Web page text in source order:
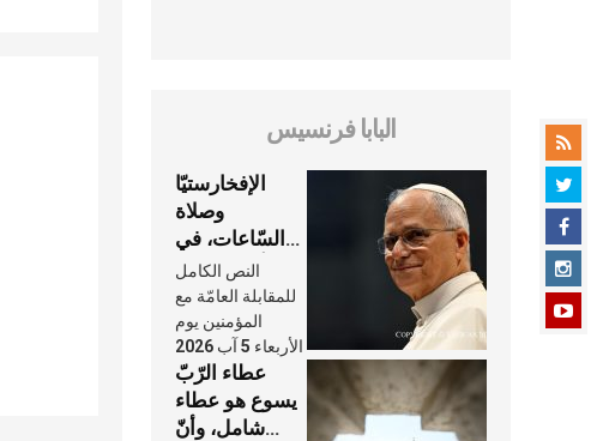
البابا فرنسيس
الإفخارستيّا
وصلاة
السّاعات، في
كلّ أسبوع وكلّ
يوم، هما النَّفَس
في حياة
الكنيسة
النص الكامل
للمقابلة العامّة مع
المؤمنين يوم
الأربعاء 5 آب 2026
عطاء الرّبّ
يسوع هو عطاء
شامل، وأنّ